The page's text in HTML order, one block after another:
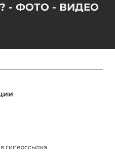
- ФОТО - ВИДЕО
гиперссылка